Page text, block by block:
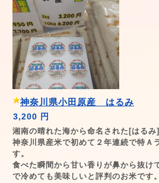
神奈川県小田原産 はるみ
3,200 円
湘南の晴れた海から命名された[はるみ]
神奈川県産米で初めて２年連続で特Ａ
す。
食べた瞬間から甘い香りが鼻から抜け
で冷めても美味しいと評判のお米です。